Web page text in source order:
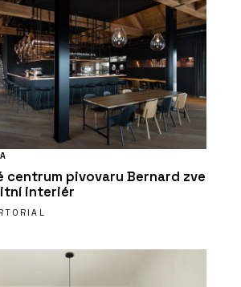
centrum pivovaru Bernard zve
interiér